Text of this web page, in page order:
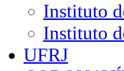
Instituto
Instituto
UFRJ